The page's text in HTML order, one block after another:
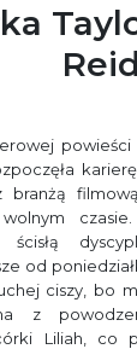
Reid
powieści
branżą
ścisłą
od
ciszy, bo
z
Liliah, co